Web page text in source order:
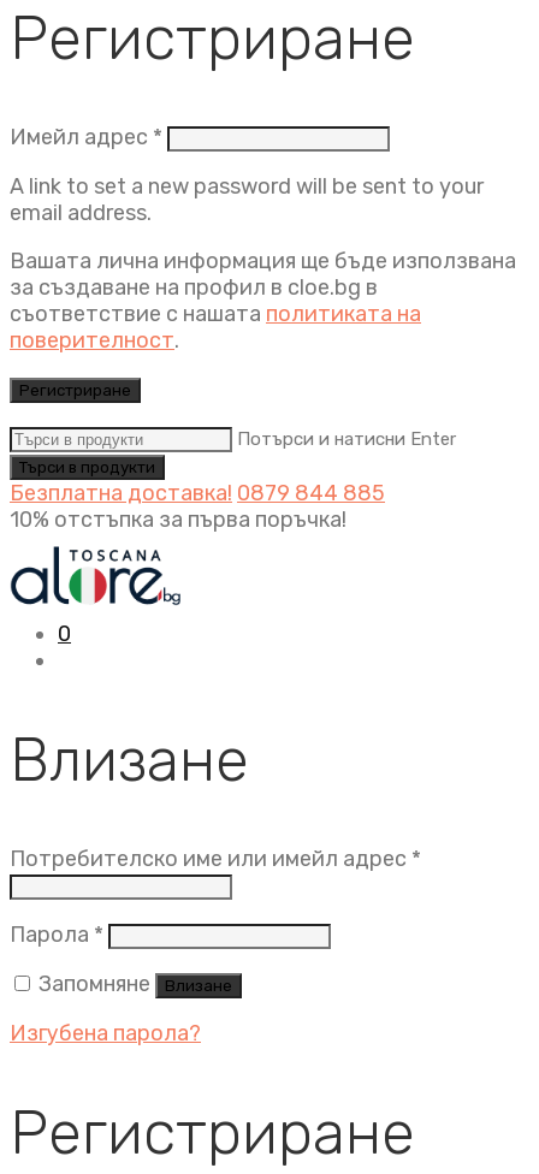
Регистриране
Имейл адрес * Задължително
A link to set a new password will be sent to your
email address.
Вашата лична информация ще бъде използвана
за създаване на профил в cloe.bg в
съответствие с нашата политиката на
поверителност.
Регистриране
Потърси и натисни Enter
Безплатна доставка! 0879 844 885
10% отстъпка за първа поръчка!
0
Влизане
Потребителско име или имейл адрес *
Парола * Задължително
Запомняне
Влизане
Изгубена парола?
Регистриране